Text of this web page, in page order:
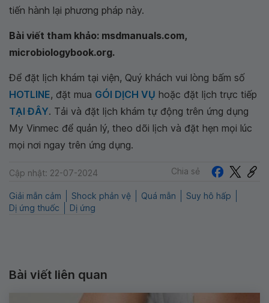
tiến hành lại phương pháp này.
Bài viết tham khảo: msdmanuals.com,
microbiologybook.org.
Để đặt lịch khám tại viện, Quý khách vui lòng bấm số
HOTLINE, đặt mua GÓI DỊCH VỤ hoặc đặt lịch trực tiếp
TẠI ĐÂY. Tải và đặt lịch khám tự động trên ứng dụng
My Vinmec để quản lý, theo dõi lịch và đặt hẹn mọi lúc
mọi nơi ngay trên ứng dụng.
Cập nhật: 22-07-2024 Chia sẻ
Giải mẫn cảm Shock phản vệ Quá mẫn
Suy hô hấp
Dị ứng thuốc
Dị ứng
Bài viết liên quan